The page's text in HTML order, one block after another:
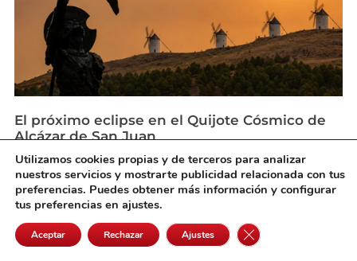
El próximo eclipse en el Quijote Cósmico de
Alcázar de San Juan
Utilizamos cookies propias y de terceros para analizar
nuestros servicios y mostrarte publicidad relacionada con tus
preferencias. Puedes obtener más información y configurar
tus preferencias en ajustes.
Aceptar Rechazar Ajustes Cerrar el banner de